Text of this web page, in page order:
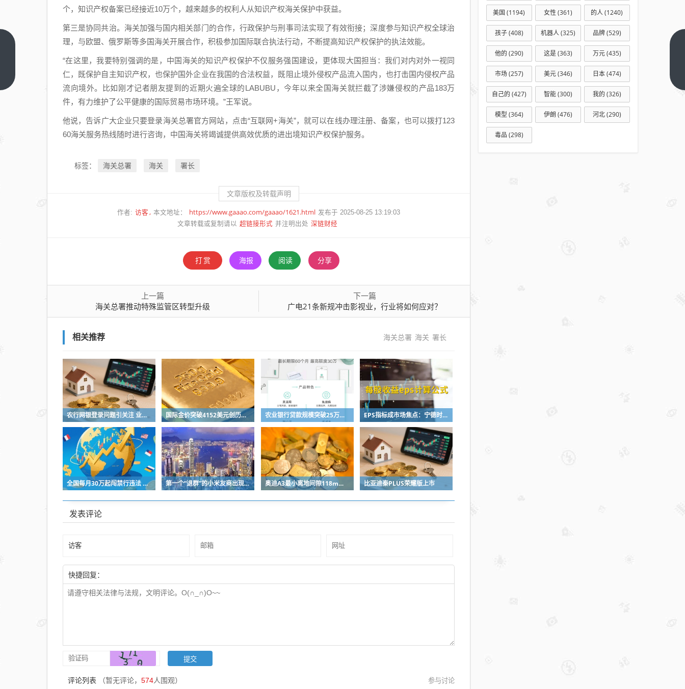
个，知识产权备案已经接近10万个，越来越多的权利人从知识产权海关保护中获益。
第三是协同共治。海关加强与国内相关部门的合作，行政保护与刑事司法实现了有效衔接；深度参与知识产权全球治
理，与欧盟、俄罗斯等多国海关开展合作，积极参加国际联合执法行动，不断提高知识产权保护的执法效能。
“在这里，我要特别强调的是，中国海关的知识产权保护不仅服务强国建设，更体现大国担当：我们对内对外一视同
仁，既保护自主知识产权，也保护国外企业在我国的合法权益，既阻止境外侵权产品流入国内，也打击国内侵权产品
流向境外。比如刚才记者朋友提到的近期火遍全球的LABUBU，今年以来全国海关就拦截了涉嫌侵权的产品183万
件，有力维护了公平健康的国际贸易市场环境。”王军说。
他说，告诉广大企业只要登录海关总署官方网站，点击“互联网+海关”，就可以在线办理注册、备案，也可以拨打123
60海关服务热线随时进行咨询，中国海关将竭诚提供高效优质的进出境知识产权保护服务。
标签： 海关总署 海关 署长
文章版权及转载声明
作者: 访客 本文地址： https://www.gaaao.com/gaaao/1621.html 发布于 2025-08-25 13:19:03
文章转载或复制请以 超链接形式 并注明出处 深链财经
打赏 海报 阅读 分享
上一篇
海关总署推动特殊监管区转型升级
下一篇
广电21条新规冲击影视业，行业将如何应对？
相关推荐 海关总署 海关 署长
农行网银登录问题引关注 业内解析电子银行安全防线逻辑 国际金价突破4152美元创历史新高 全球央行三季度增持220吨 农业银行贷款规模突破25万亿 八大产品线精准服务实体 EPS指标成市场焦点：宁德时代13.21元数据背后的投资逻辑解析
全国每月30万起闯禁行违法 司机为何明知故犯 第一个“退群”的小米友商出现了 奥迪A3最小离地间隙118mm的取舍之道：当运动基因遇上中国路况 比亚迪秦PLUS荣耀版上市
发表评论
快捷回复：
评论列表 （暂无评论， 574人围观） 参与讨论
美国 (1194) 女性 (361) 的人(1240)
孩子(408) 机器人(325) 品牌(529)
他的 (290) 这是(363) 万元(435)
市场(257) 美元(346) 日本(474)
自己的 (427) 智能(300) 我的 (326)
模型 (364) 伊朗 (476) 河北(290)
毒品 (298)